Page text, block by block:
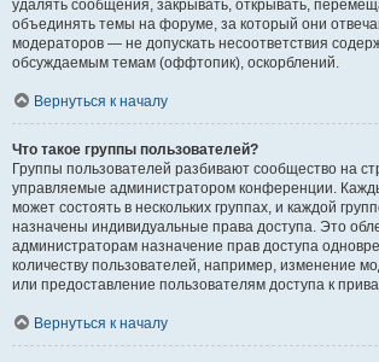
удалять сообщения, закрывать, открывать,
объединять темы на форуме, за который они
модераторов — не допускать несоответствия
обсуждаемым темам (оффтопик), оскорблений.
Вернуться к началу
Что такое группы пользователей?
Группы пользователей разбивают сообщество на
управляемые администратором конференции.
может состоять в нескольких группах, и каждой
назначены индивидуальные права доступа. Это
администраторам назначение прав доступа
количеству пользователей, например, изменение
или предоставление пользователям доступа к
Вернуться к началу